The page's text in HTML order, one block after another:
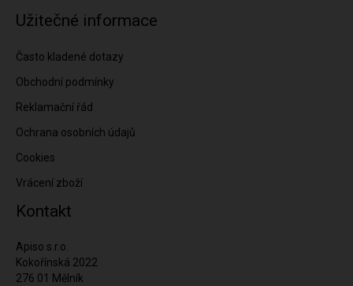
Užitečné informace
Často kladené dotazy
Obchodní podmínky
Reklamační řád
Ochrana osobních údajů
Cookies
Vrácení zboží
Kontakt
Apiso s.r.o.
Kokořínská 2022
276 01 Mělník